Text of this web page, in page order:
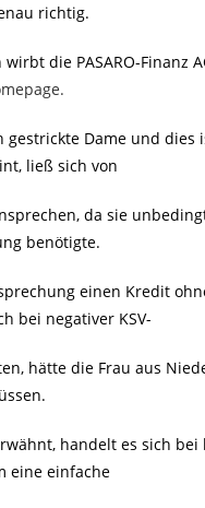
richtig.
die PASARO-Finanz
gestrickte Dame und dies
ließ sich von
da sie
benötigte.
einen Kredit
bei negativer KSV-
hätte die Frau aus
handelt es sich bei
eine einfache